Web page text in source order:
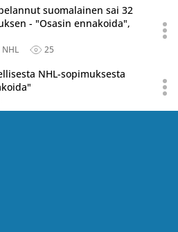
suomalainen sai 32
- "Osasin ennakoida",
NHL 25
NHL-sopimuksesta